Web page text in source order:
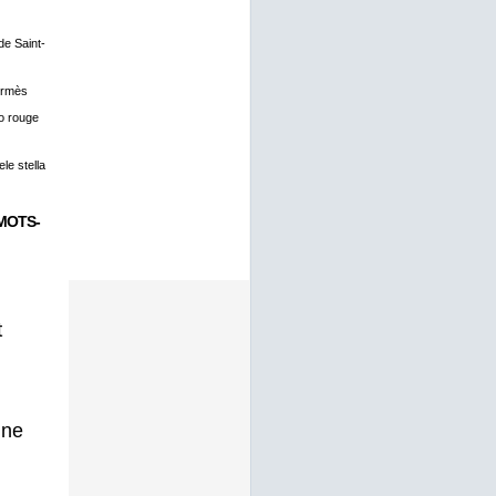
Saint-
rouge
stella